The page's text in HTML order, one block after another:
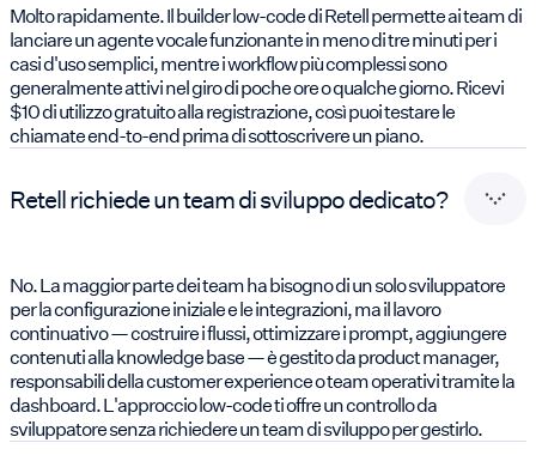
Molto rapidamente. Il builder low-code di Retell permette ai team di
lanciare un agente vocale funzionante in meno di tre minuti per i
casi d'uso semplici, mentre i workflow più complessi sono
generalmente attivi nel giro di poche ore o qualche giorno. Ricevi
$10 di utilizzo gratuito alla registrazione, così puoi testare le
chiamate end-to-end prima di sottoscrivere un piano.
Retell richiede un team di sviluppo dedicato?
No. La maggior parte dei team ha bisogno di un solo sviluppatore
per la configurazione iniziale e le integrazioni, ma il lavoro
continuativo — costruire i flussi, ottimizzare i prompt, aggiungere
contenuti alla knowledge base — è gestito da product manager,
responsabili della customer experience o team operativi tramite la
dashboard. L'approccio low-code ti offre un controllo da
sviluppatore senza richiedere un team di sviluppo per gestirlo.